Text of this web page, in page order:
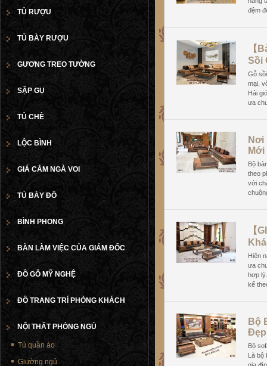
đệm
【
Sồi
Gỗ
mại,
Hải
ưa
Nơi
Bộ
theo
với
【
Hiện
ưa
hợp
kế
Bộ
Bộ
Là bộ
TỦ RƯỢU
TỦ BÀY RƯỢU
GƯƠNG TREO TƯỜNG
SẬP GỤ
TỦ CHÈ
LỘC BÌNH
GIÁ CẮM NGÀ VOI
TỦ BÀY ĐỒ
BÌNH PHONG
BÀN LÀM VIỆC CỦA GIÁM ĐỐC
ĐỒ GỖ MỸ NGHỆ
ĐỒ TRANG TRÍ PHÒNG KHÁCH
NỘI THẤT PHÒNG NGỦ
Tủ quần áo
Giường ngủ